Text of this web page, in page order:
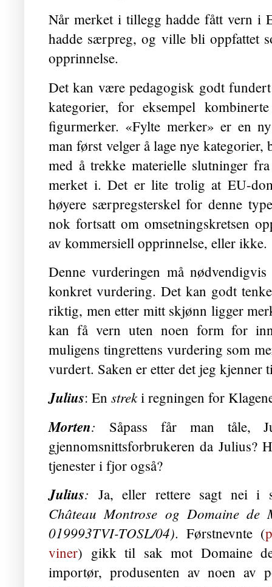
Når merket i tillegg hadde fått vern i
hadde særpreg, og ville bli oppfattet
opprinnelse.
Det kan være pedagogisk godt
kategorier, for eksempel
figurmerker. «Fylte merker» er en
man først velger å lage nye
med å trekke materielle slutninger
merket i. Det er lite trolig at EU-
høyere særpregsterskel for denne
nok fortsatt om omsetningskretsen
av kommersiell opprinnelse, eller ikke.
Denne vurderingen må
konkret vurdering. Det kan godt
riktig, men etter mitt skjønn ligger
kan få vern uten noen form for
muligens tingrettens vurdering som
vurdert. Saken er etter det jeg kjenner
Julius: En streki regningen for
Morten: Såpass får man tåle,
gjennomsnittsforbrukeren da Julius?
tjenester i fjor også?
Julius: Ja, eller rettere sagt nei i
Château Montrose og Domaine de
019993TVI-TOSL/04). Førstnevnte (
viner) gikk til sak mot Domaine
importør, produsenten av noen av